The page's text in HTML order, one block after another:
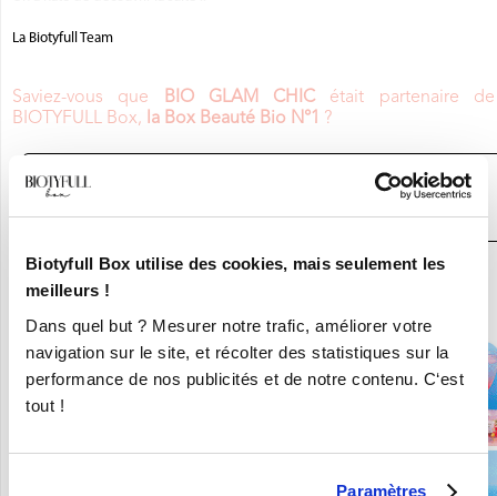
Biotyfull Box utilise des cookies, mais seulement les
meilleurs !
Dans quel but ? Mesurer notre trafic, améliorer votre
navigation sur le site, et récolter des statistiques sur la
performance de nos publicités et de notre contenu. C‘est
tout !
Paramètres
La Biotyfull Team
Saviez-vous que BIO GLAM CHICétait partenaire
BIOTYFULL Box,
la Box Beauté Bio N°1 ?
JE DÉCOUVRE LA BOX BEAUTÉ BIO
N°1
En ce moment :